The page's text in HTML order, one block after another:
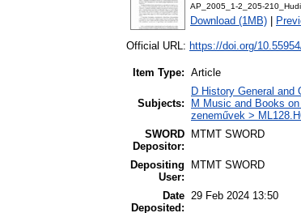
AP_2005_1-2_205-
Download (1MB)
Official URL: https://doi.org/
Item Type: Article
Subjects:
D History General and
M Music and Books
zeneművek >
SWORD
Depositor:
MTMT SWORD
Depositing
User:
MTMT SWORD
Date
Deposited:
29 Feb 2024 13:50